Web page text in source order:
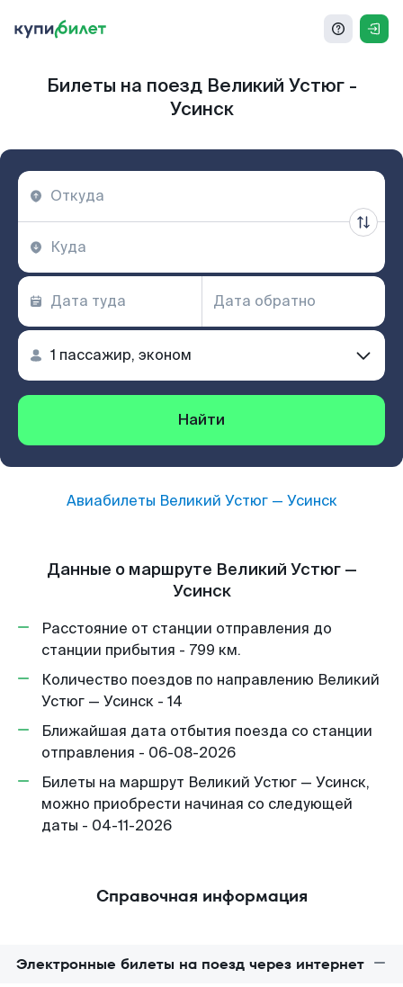
Билеты на поезд Великий Устюг -
Усинск
Найти
Авиабилеты Великий Устюг— Усинск
Данные о маршруте Великий Устюг —
Усинск
Расстояние от станции отправления до
станции прибытия - 799 км.
Количество поездов по направлению Великий
Устюг — Усинск - 14
Ближайшая дата отбытия поезда со станции
отправления - 06-08-2026
Билеты на маршрут Великий Устюг — Усинск,
можно приобрести начиная со следующей
даты - 04-11-2026
Справочная информация
Электронные билеты на поезд через интернет